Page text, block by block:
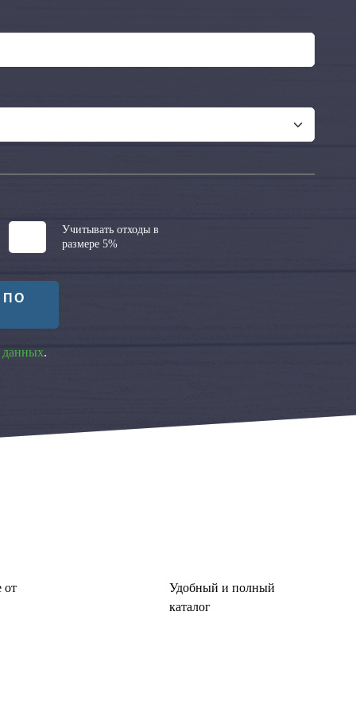
Учитывать отходы в
размере 5%
ПО
данных.
от
Удобный и полный
каталог